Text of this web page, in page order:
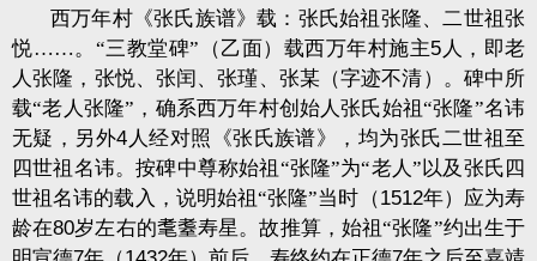
西万年村《张氏族谱》载：张氏始祖张隆、二世祖张
悦……。“三教堂碑”（乙面）载西万年村施主5 人，即老
人张隆， 张悦、张闰、张瑾、张某（字迹不清）。碑中所
载“老人张隆”， 确系西万年村创始人张氏始祖“张隆”名讳
无疑，另外4 人经对照《张氏族谱》，均为张氏二世祖至
四世祖名讳。按碑中尊称始祖“张隆”为“老人”以及张氏四
世祖名讳的载入，说明始祖“张隆”当时（1512年）应为寿
龄在80岁左右的耄耋寿星。故推算，始祖“张隆”约出生于